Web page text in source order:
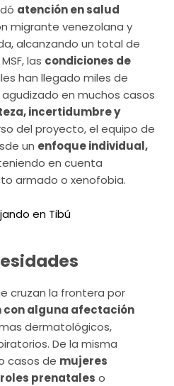
atención en salud
migrante venezolana y
alcanzando un total de
las condiciones de
han llegado miles de
en muchos casos
incertidumbre y
del proyecto, el equipo de
un enfoque individual,
en cuenta
armado o xenofobia.
cruzan la frontera por
con alguna afectación
dermatológicos,
De la misma
casos de mujeres
prenatales o